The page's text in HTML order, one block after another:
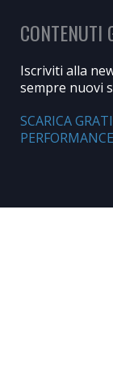
CONTENUTI
Iscriviti alla
sempre nuovi
SCARICA